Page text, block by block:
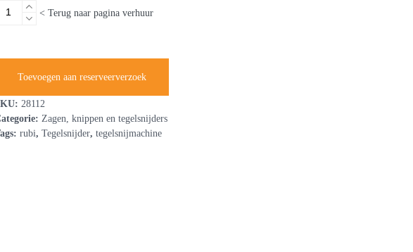
< Terug naar pagina verhuur
Toevoegen aan reserveerverzoek
28112
Zagen, knippen en tegelsnijders
rubi, Tegelsnijder, tegelsnijmachine